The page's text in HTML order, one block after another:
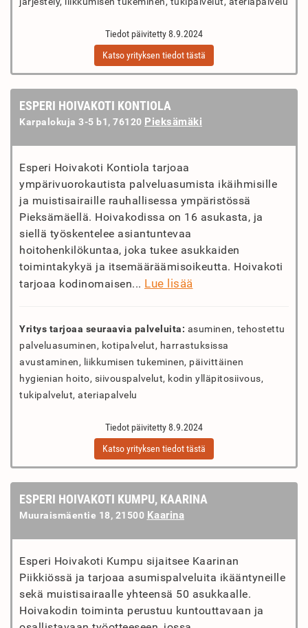
Tiedot päivitetty 8.9.2024
Katso yrityksen tiedot tästä
ESPERI HOIVAKOTI KONTIOLA
Karpalokuja 3-5 b1, 76120 Pieksämäki
Esperi Hoivakoti Kontiola tarjoaa
ympärivuorokautista palveluasumista ikäihmisille
ja muistisairaille rauhallisessa ympäristössä
Pieksämäellä. Hoivakodissa on 16 asukasta, ja
siellä työskentelee asiantuntevaa
hoitohenkilökuntaa, joka tukee asukkaiden
toimintakykyä ja itsemääräämisoikeutta. Hoivakoti
tarjoaa kodinomaisen... Lue lisää
Yritys tarjoaa seuraavia palveluita: asuminen, tehostettu
palveluasuminen, kotipalvelut, harrastuksissa
avustaminen, liikkumisen tukeminen, päivittäinen
hygienian hoito, siivouspalvelut, kodin ylläpitosiivous,
tukipalvelut, ateriapalvelu
Tiedot päivitetty 8.9.2024
Katso yrityksen tiedot tästä
ESPERI HOIVAKOTI KUMPU, KAARINA
Muuraismäentie 18, 21500 Kaarina
Esperi Hoivakoti Kumpu sijaitsee Kaarinan
Piikkiössä ja tarjoaa asumispalveluita ikääntyneille
sekä muistisairaalle yhteensä 50 asukkaalle.
Hoivakodin toiminta perustuu kuntouttavaan ja